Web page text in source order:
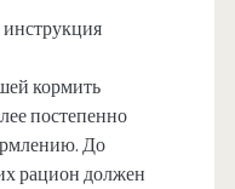
кормить
постепенно
До
рацион должен